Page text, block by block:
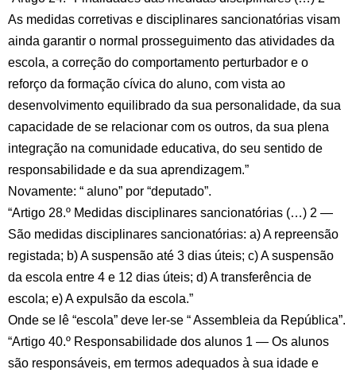
As medidas corretivas e disciplinares sancionatórias visam
ainda garantir o normal prosseguimento das atividades da
escola, a correção do comportamento perturbador e o
reforço da formação cívica do aluno, com vista ao
desenvolvimento equilibrado da sua personalidade, da sua
capacidade de se relacionar com os outros, da sua plena
integração na comunidade educativa, do seu sentido de
responsabilidade e da sua aprendizagem.”
Novamente: “ aluno” por “deputado”.
“Artigo 28.º Medidas disciplinares sancionatórias (…) 2 —
São medidas disciplinares sancionatórias: a) A repreensão
registada; b) A suspensão até 3 dias úteis; c) A suspensão
da escola entre 4 e 12 dias úteis; d) A transferência de
escola; e) A expulsão da escola.”
Onde se lê “escola” deve ler-se “ Assembleia da República”.
“Artigo 40.º Responsabilidade dos alunos 1 — Os alunos
são responsáveis, em termos adequados à sua idade e